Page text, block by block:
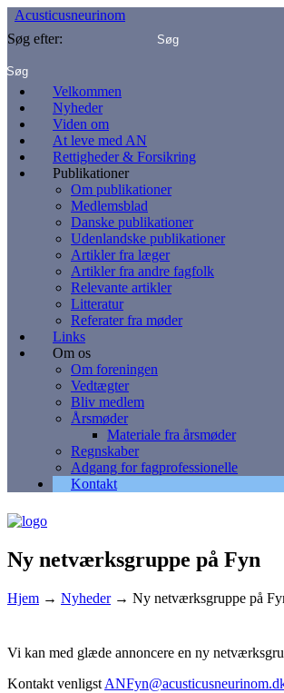
Acusticusneurinom
Søg efter:
Velkommen
Nyheder
Viden om
At leve med AN
Rettigheder & Forsikring
Publikationer
Om publikationer
Medlemsblad
Danske publikationer
Udenlandske publikationer
Artikler fra læger
Artikler fra andre fagfolk
Relevante artikler
Litteratur
Referater fra møder
Links
Om os
Om foreningen
Vedtægter
Bliv medlem
Årsmøder
Materiale fra årsmøder
Regnskaber
Adgang for fagprofessionelle
Kontakt
Ny netværksgruppe på Fyn
Hjem → Nyheder→ Ny netværksgruppe på
Vi kan med glæde annoncere en ny
Kontakt venligst